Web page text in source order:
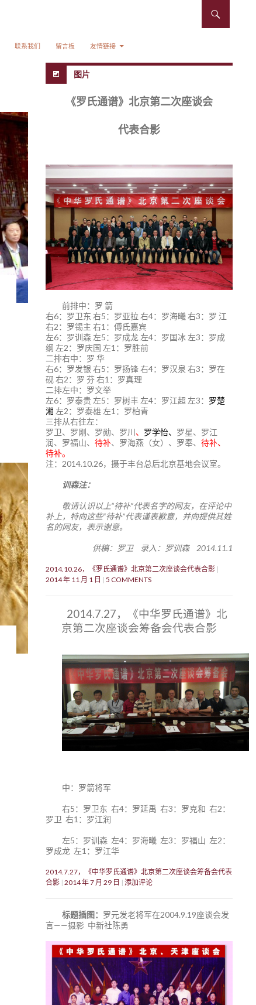
联系我们 留言板 友情链接
图片
《罗氏通谱》北京第二次座谈会
代表合影
前排中：罗 箭
右6：罗卫东 右5：罗亚拉 右4：罗海曦 右3：罗 江
右2：罗锡主 右1：傅氏嘉宾
左6：罗训森 左5：罗成龙 左4：罗国冰 左3：罗成
纲 左2：罗庆国 左1：罗胜前
二排右中：罗 华
右6：罗发银 右5：罗扬锋 右4：罗汉泉 右3：罗在
砚 右2：罗 芬 右1：罗真理
二排左中：罗文举
左6：罗泰贵 左5：罗树丰 左4：罗江超 左3： 罗楚
湘 左2：罗泰雄 左1：罗柏青
三排从右往左：
罗卫、罗刚、罗勋、罗川、 罗学怡、 罗星、罗江
润、罗福山、 待补、罗海燕（女）、罗奉、 待补、
待补。
注：2014.10.26，摄于丰台总后北京基地会议室。
训森注：
敬请认识以上“待补”代表名字的网友，在评论中
补上，特向这些“待补”代表谨表歉意，并向提供其姓
名的网友，表示谢意。
供稿：罗卫 录入：罗训森 2014.11.1
2014.10.26，《罗氏通谱》北京第二次座谈会代表合影
2014 年 11 月 1 日
5 COMMENTS
2014.7.27，《中华罗氏通谱》北
京第二次座谈会筹备会代表合影
中：罗箭将军
右5：罗卫东 右4：罗延禹 右3：罗克和 右2：
罗卫 右1：罗江润
左5：罗训森 左4：罗海曦 左3：罗福山 左2：
罗成龙 左1：罗江华
2014.7.27，《中华罗氏通谱》北京第二次座谈会筹备会代表
合影 2014 年 7 月 29 日 添加评论
标题插图： 罗元发老将军在2004.9.19座谈会发
言——摄影 中新社陈勇